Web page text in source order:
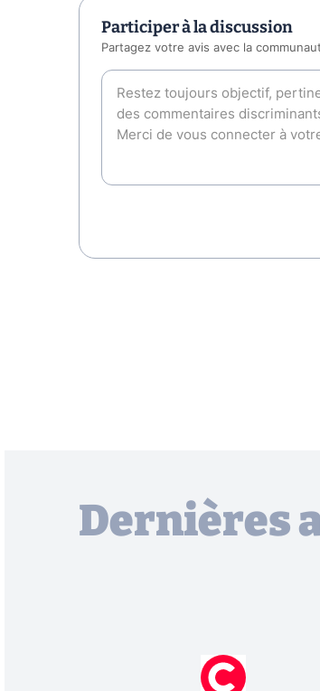
Participer à la discussion
Partagez votre avis avec la
Dernières